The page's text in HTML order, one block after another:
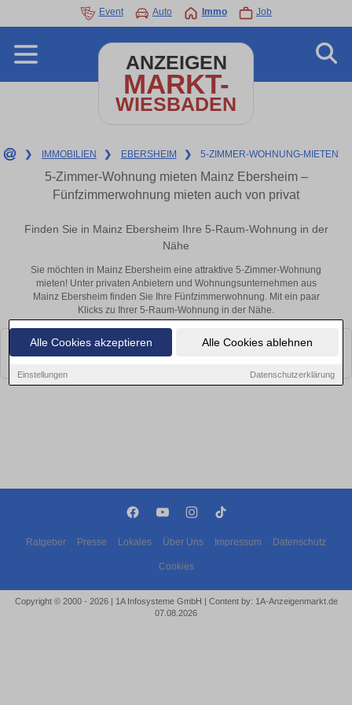
Alle Cookies akzeptieren Alle Cookies ablehnen
Einstellungen Datenschutzerklärung
Event Auto Immo Job
ANZEIGEN
MARKT-
WIESBADEN
❯ IMMOBILIEN ❯ EBERSHEIM ❯ 5-ZIMMER-WOHNUNG-MIETEN
5-Zimmer-Wohnung mieten Mainz Ebersheim –
Fünfzimmerwohnung mieten auch von privat
Finden Sie in Mainz Ebersheim Ihre 5-Raum-Wohnung in der
Nähe
Sie möchten in Mainz Ebersheim eine attraktive 5-Zimmer-Wohnung
mieten! Unter privaten Anbietern und Wohnungsunternehmen aus
Mainz Ebersheim finden Sie Ihre Fünfzimmerwohnung. Mit ein paar
Klicks zu Ihrer 5-Raum-Wohnung in der Nähe.
Leider konnten wir derzeit keine passenden Objekte finden. Schauen Sie
bald wieder vorbei!
Ratgeber Presse Lokales Über Uns Impressum Datenschutz
Cookies
Copyright © 2000 - 2026 | 1A Infosysteme GmbH | Content by: 1A-Anzeigenmarkt.de
07.08.2026